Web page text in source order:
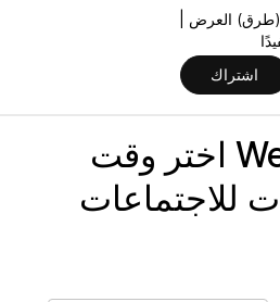
اشتراك
تطبيق | Webex اختر وقت
للاجتماعات